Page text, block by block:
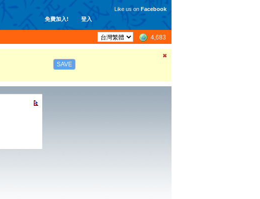
免費加入! 登入
Like us on Facebook
4,683
SAVE